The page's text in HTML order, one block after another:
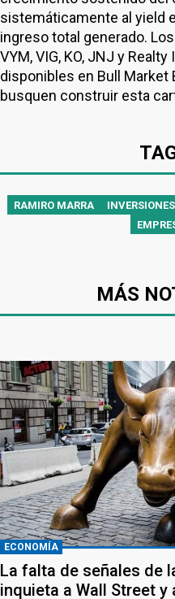
sistemáticamente al yield
ingreso total generado. Los
VYM, VIG, KO, JNJ y
disponibles en Bull Market
busquen construir esta
RAMIRO MARRA INVERSIONES
MÁS
ECONOMÍA
La falta de señales de
inquieta a Wall Street